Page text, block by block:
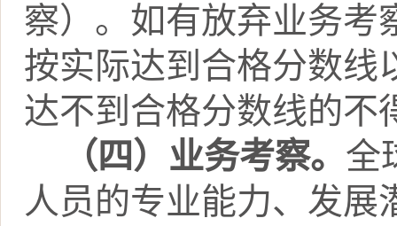
察）。如有放弃业务考
按实际达到合格分数线
达不到合格分数线的不
（四）业务考察。 全
人员的专业能力、发展